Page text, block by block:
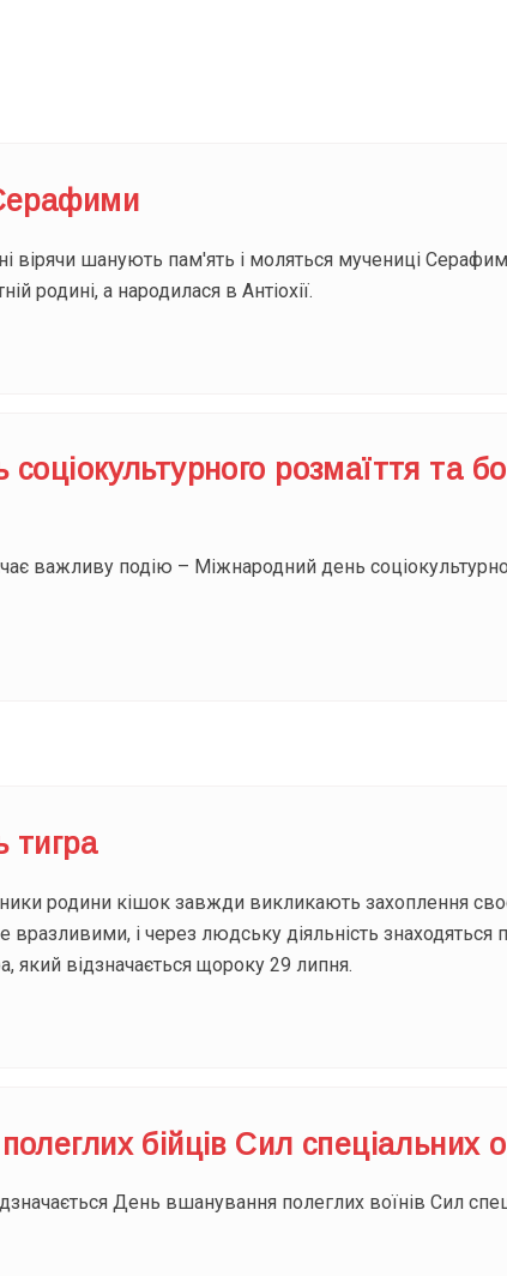
вірячи шанують пам'ять і моляться мучениці
родині, а народилася в Антіохії.
розмаїття та
важливу подію – Міжнародний день
тигра
родини кішок завжди викликають захоплення
вразливими, і через людську діяльність
який відзначається щороку 29 липня.
бійців Сил спеціальних
День вшанування полеглих воїнів Сил